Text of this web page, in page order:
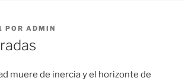
POR ADMIN
muere de inercia y el horizonte de